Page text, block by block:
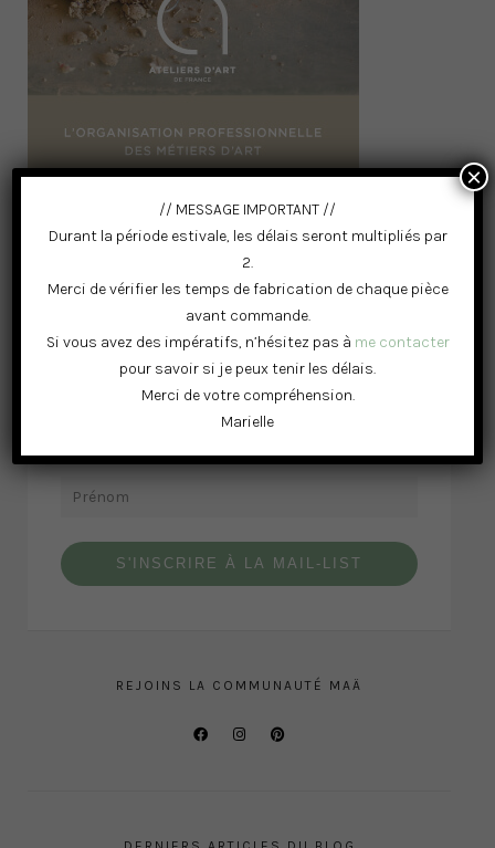
RESTONS CONNECTÉS
S'INSCRIRE À LA MAIL-LIST
REJOINS LA COMMUNAUTÉ MAÄ
// MESSAGE IMPORTANT //
Durant la période estivale, les délais seront multipliés par
2.
Merci de vérifier les temps de fabrication de chaque pièce
avant commande.
Si vous avez des impératifs, n’hésitez pas à me contacter
pour savoir si je peux tenir les délais.
Merci de votre compréhension.
Marielle
×